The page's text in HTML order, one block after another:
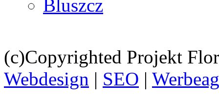
Bluszcz
(c)Copyrighted Projekt
Webdesign | SEO |